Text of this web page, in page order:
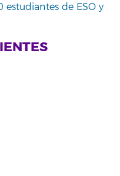
estudiantes de ESO y